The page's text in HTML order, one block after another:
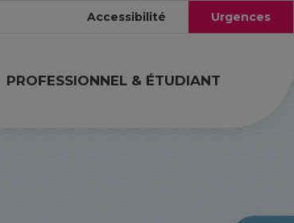
Accessibilité Urgences
PROFESSIONNEL & ÉTUDIANT